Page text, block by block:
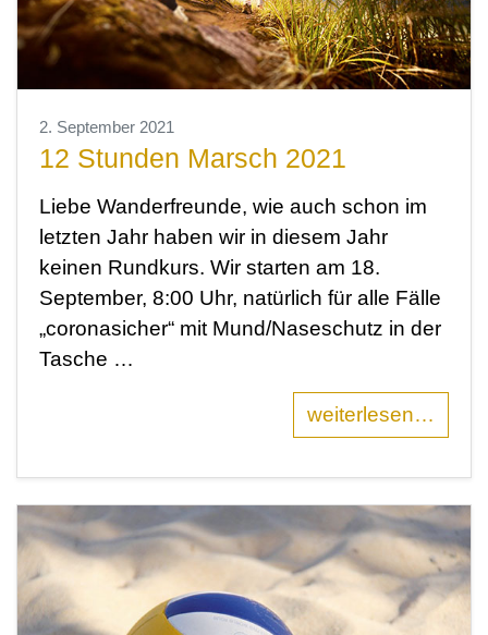
2. September 2021
12 Stunden Marsch 2021
Liebe Wanderfreunde, wie auch schon im
letzten Jahr haben wir in diesem Jahr
keinen Rundkurs. Wir starten am 18.
September, 8:00 Uhr, natürlich für alle Fälle
„coronasicher“ mit Mund/Naseschutz in der
Tasche …
weiterlesen…